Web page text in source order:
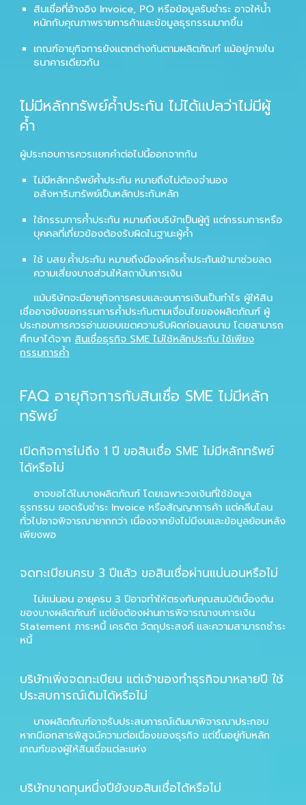
สินเชื่อที่อ้างอิง Invoice, PO หรือข้อมูลรับชำระ อาจให้น้ำ
หนักกับคุณภาพรายการค้าและข้อมูลธุรกรรมมากขึ้น
เกณฑ์อายุกิจการยังแตกต่างกันตามผลิตภัณฑ์ แม้อยู่ภายใน
ธนาคารเดียวกัน
ไม่มีหลักทรัพย์ค้ำประกัน ไม่ได้แปลว่าไม่มีผู้
ค้ำ
ผู้ประกอบการควรแยกคำต่อไปนี้ออกจากกัน
ไม่มีหลักทรัพย์ค้ำประกัน หมายถึงไม่ต้องจำนอง
อสังหาริมทรัพย์เป็นหลักประกันหลัก
ใช้กรรมการค้ำประกัน หมายถึงบริษัทเป็นผู้กู้ แต่กรรมการหรือ
บุคคลที่เกี่ยวข้องต้องรับผิดในฐานะผู้ค้ำ
ใช้ บสย.ค้ำประกัน หมายถึงมีองค์กรค้ำประกันเข้ามาช่วยลด
ความเสี่ยงบางส่วนให้สถาบันการเงิน
แม้บริษัทจะมีอายุกิจการครบและงบการเงินเป็นกำไร ผู้ให้สิน
เชื่ออาจยังขอกรรมการค้ำประกันตามเงื่อนไขของผลิตภัณฑ์ ผู้
ประกอบการควรอ่านขอบเขตความรับผิดก่อนลงนาม โดยสามารถ
ศึกษาได้จาก สินเชื่อธุรกิจ SME ไม่ใช้หลักประกัน ใช้เพียง
กรรมการค้ำ
FAQ อายุกิจการกับสินเชื่อ SME ไม่มีหลัก
ทรัพย์
เปิดกิจการไม่ถึง 1 ปี ขอสินเชื่อ SME ไม่มีหลักทรัพย์
ได้หรือไม่
อาจขอได้ในบางผลิตภัณฑ์ โดยเฉพาะวงเงินที่ใช้ข้อมูล
ธุรกรรม ยอดรับชำระ Invoice หรือสัญญาการค้า แต่คลีนโลน
ทั่วไปอาจพิจารณายากกว่า เนื่องจากยังไม่มีงบและข้อมูลย้อนหลัง
เพียงพอ
จดทะเบียนครบ 3 ปีแล้ว ขอสินเชื่อผ่านแน่นอนหรือไม่
ไม่แน่นอน อายุครบ 3 ปีอาจทำให้ตรงกับคุณสมบัติเบื้องต้น
ของบางผลิตภัณฑ์ แต่ยังต้องผ่านการพิจารณางบการเงิน
Statement ภาระหนี้ เครดิต วัตถุประสงค์ และความสามารถชำระ
หนี้
บริษัทเพิ่งจดทะเบียน แต่เจ้าของทำธุรกิจมาหลายปี ใช้
ประสบการณ์เดิมได้หรือไม่
บางผลิตภัณฑ์อาจรับประสบการณ์เดิมมาพิจารณาประกอบ
หากมีเอกสารพิสูจน์ความต่อเนื่องของธุรกิจ แต่ขึ้นอยู่กับหลัก
เกณฑ์ของผู้ให้สินเชื่อแต่ละแห่ง
บริษัทขาดทุนหนึ่งปียังขอสินเชื่อได้หรือไม่